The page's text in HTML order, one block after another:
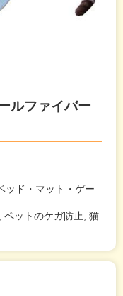
ルファイバー
ッド・マット・ゲー
ペットのケガ防止, 猫